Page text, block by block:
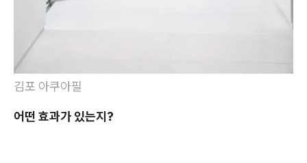
김포 아쿠아필
어떤 효과가 있는지?